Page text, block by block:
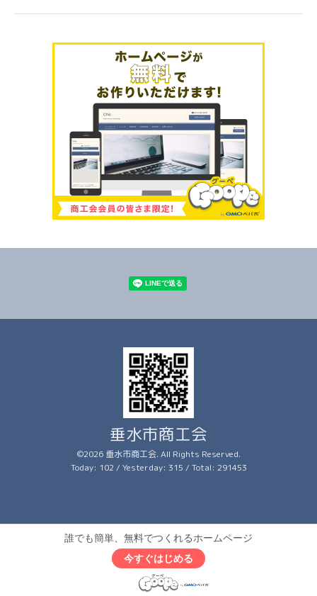
垂水市商工会
©2026 垂水市商工会. All Rights Reserved.
Today: 102 / Yesterday: 315 / Total: 291453
誰でも簡単、無料でつくれるホームページ
今すぐはじめる